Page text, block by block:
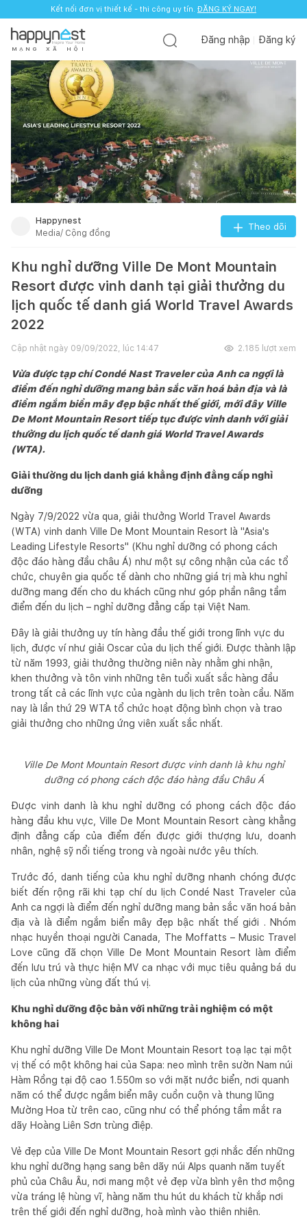
Kết nối đơn vị thiết kế - thi công uy tín. ĐĂNG KÝ NGAY!
M Ạ N G X Ã H Ộ I
Đăng nhập Đăng ký
Happynest
Media/ Cộng đồng
Theo dõi
Khu nghỉ dưỡng Ville De Mont Mountain
Resort được vinh danh tại giải thưởng du
lịch quốc tế danh giá World Travel Awards
2022
Cập nhật ngày 09/09/2022, lúc 14:47 2.185 lượt xem
Vừa được tạp chí Condé Nast Traveler của Anh ca ngợi là
điểm đến nghỉ dưỡng mang bản sắc văn hoá bản địa và là
điểm ngắm biển mây đẹp bậc nhất thế giới, mới đây Ville
De Mont Mountain Resort tiếp tục được vinh danh với giải
thưởng du lịch quốc tế danh giá World Travel Awards
(WTA).
Giải thưởng du lịch danh giá khẳng định đẳng cấp nghỉ
dưỡng
Ngày 7/9/2022 vừa qua, giải thưởng World Travel Awards
(WTA) vinh danh Ville De Mont Mountain Resort là "Asia's
Leading Lifestyle Resorts" (Khu nghỉ dưỡng có phong cách
độc đáo hàng đầu châu Á) như một sự công nhận của các tổ
chức, chuyên gia quốc tế dành cho những giá trị mà khu nghỉ
dưỡng mang đến cho du khách cũng như góp phần nâng tầm
điểm đến du lịch – nghỉ dưỡng đẳng cấp tại Việt Nam.
Đây là giải thưởng uy tín hàng đầu thế giới trong lĩnh vực du
lịch, được ví như giải Oscar của du lịch thế giới. Được thành lập
từ năm 1993, giải thưởng thường niên này nhằm ghi nhận,
khen thưởng và tôn vinh những tên tuổi xuất sắc hàng đầu
trong tất cả các lĩnh vực của ngành du lịch trên toàn cầu. Năm
nay là lần thứ 29 WTA tổ chức hoạt động bình chọn và trao
giải thưởng cho những ứng viên xuất sắc nhất.
Ville De Mont Mountain Resort được vinh danh là khu nghỉ
dưỡng có phong cách độc đáo hàng đầu Châu Á
Được vinh danh là khu nghỉ dưỡng có phong cách độc đáo
hàng đầu khu vực, Ville De Mont Mountain Resort càng khẳng
định đẳng cấp của điểm đến được giới thượng lưu, doanh
nhân, nghệ sỹ nổi tiếng trong và ngoài nước yêu thích.
Trước đó, danh tiếng của khu nghỉ dưỡng nhanh chóng được
biết đến rộng rãi khi tạp chí du lịch Condé Nast Traveler của
Anh ca ngợi là điểm đến nghỉ dưỡng mang bản sắc văn hoá bản
địa và là điểm ngắm biển mây đẹp bậc nhất thế giới . Nhóm
nhạc huyền thoại người Canada, The Moffatts – Music Travel
Love cũng đã chọn Ville De Mont Mountain Resort làm điểm
đến lưu trú và thực hiện MV ca nhạc với mục tiêu quảng bá du
lịch của những vùng đất thú vị.
Khu nghỉ dưỡng độc bản với những trải nghiệm có một
không hai
Khu nghỉ dưỡng Ville De Mont Mountain Resort toạ lạc tại một
vị thế có một không hai của Sapa: neo mình trên sườn Nam núi
Hàm Rồng tại độ cao 1.550m so với mặt nước biển, nơi quanh
năm có thể được ngắm biển mây cuồn cuộn và thung lũng
Mường Hoa từ trên cao, cũng như có thể phóng tầm mắt ra
dãy Hoàng Liên Sơn trùng điệp.
Vẻ đẹp của Ville De Mont Mountain Resort gợi nhắc đến những
khu nghỉ dưỡng hạng sang bên dãy núi Alps quanh năm tuyết
phủ của Châu Âu, nơi mang một vẻ đẹp vừa bình yên thơ mộng
vừa tráng lệ hùng vĩ, hàng năm thu hút du khách từ khắp nơi
trên thế giới đến nghỉ dưỡng, hoà mình vào thiên nhiên.